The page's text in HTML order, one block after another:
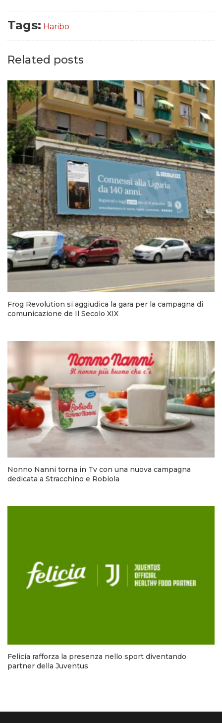
Tags: Haribo
Related posts
Frog Revolution si aggiudica la gara per la campagna di
comunicazione de Il Secolo XIX
Nonno Nanni torna in Tv con una nuova campagna
dedicata a Stracchino e Robiola
Felicia rafforza la presenza nello sport diventando
partner della Juventus